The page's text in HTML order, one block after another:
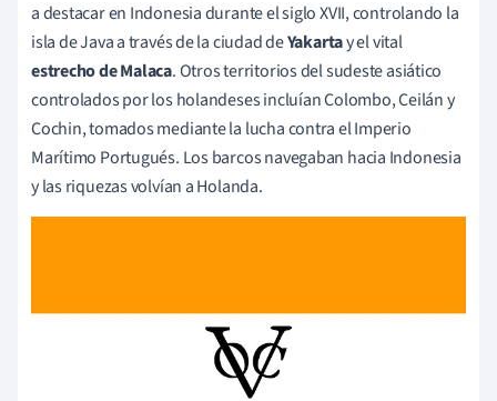
a destacar en Indonesia durante el siglo XVII, controlando la
isla de Java a través de la ciudad deYakartay el vital
estrecho de Malaca. Otros territorios del sudeste asiático
controlados por los holandeses incluían Colombo, Ceilán y
Cochin, tomados mediante la lucha contra el Imperio
Marítimo Portugués. Los barcos navegaban hacia Indonesia
y las riquezas volvían a Holanda.